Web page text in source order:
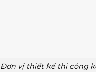
Đơn vị thiết kế thi công